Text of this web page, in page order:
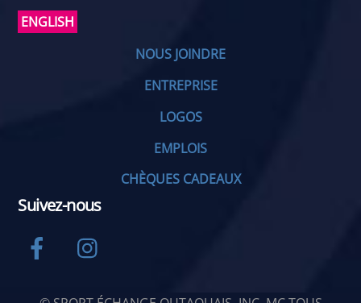
ENGLISH
NOUS JOINDRE
ENTREPRISE
LOGOS
EMPLOIS
CHÈQUES CADEAUX
Suivez-nous
Facebook